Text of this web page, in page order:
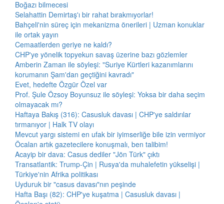
Boğazı bilmecesi
Selahattin Demirtaş'ı bir rahat bırakmıyorlar!
Bahçeli'nin süreç için mekanizma önerileri | Uzman konuklar
ile ortak yayın
Cemaatlerden geriye ne kaldı?
CHP'ye yönelik topyekun savaş üzerine bazı gözlemler
Amberin Zaman ile söyleşi: "Suriye Kürtleri kazanımlarını
korumanın Şam'dan geçtiğini kavradı"
Evet, hedefte Özgür Özel var
Prof. Şule Özsoy Boyunsuz ile söyleşi: Yoksa bir daha seçim
olmayacak mı?
Haftaya Bakış (316): Casusluk davası | CHP'ye saldırılar
tırmanıyor | Halk TV olayı
Mevcut yargı sistemi en ufak bir iyimserliğe bile izin vermiyor
Öcalan artık gazetecilere konuşmalı, ben talibim!
Acayip bir dava: Casus dediler "Jön Türk" çıktı
Transatlantik: Trump-Çin | Rusya'da muhalefetin yükselişi |
Türkiye'nin Afrika politikası
Uyduruk bir "casus davası"nın peşinde
Hafta Başı (82): CHP'ye kuşatma | Casusluk davası |